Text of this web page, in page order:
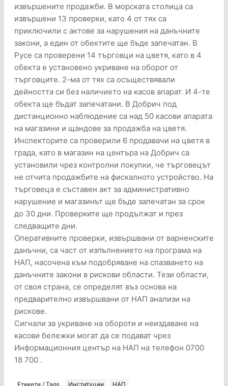
извършените продажби. В морската столица са
извършени 13 проверки, като 4 от тях са
приключили с актове за нарушения на данъчните
закони, а един от обектите ще бъде запечатан. В
Русе са проверени 14 търговци на цветя, като в 4
обекта е установено укриване на оборот от
търговците. 2-ма от тях са осъществявали
дейността си без наличието на касов апарат. И 4-те
обекта ще бъдат запечатани. В Добрич под
дистанционно наблюдение са над 50 касови апарата
на магазини и щандове за продажба на цветя.
Инспекторите са проверили 6 продавачи на цветя в
града, като в магазин на центъра на Добрич са
установили чрез контролни покупки, че търговецът
не отчита продажбите на фискалното устройство. На
търговеца е съставен акт за административно
нарушение и магазинът ще бъде запечатан за срок
до 30 дни. Проверките ще продължат и през
следващите дни.
Оперативните проверки, извършвани от варненските
данъчни, са част от изпълнението на програма на
НАП, насочена към подобряване на спазването на
данъчните закони в рискови области. Тези области,
от своя страна, се определят въз основа на
предварително извършвани от НАП анализи на
рискове.
Сигнали за укриване на обороти и неиздаване на
касови бележки могат да се подават чрез
Информационния център на НАП на телефон 0700
18 700 .
Етикети / Tags Институции НАП